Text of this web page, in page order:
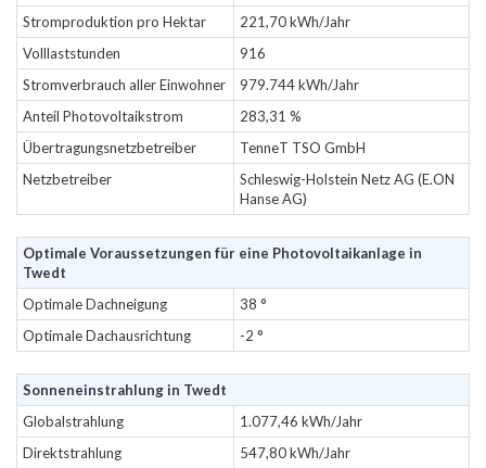
Stromproduktion pro Hektar
221,70 kWh/Jahr
Volllaststunden
916
Stromverbrauch aller Einwohner
979.744 kWh/Jahr
Anteil Photovoltaikstrom
283,31 %
Übertragungsnetzbetreiber
TenneT TSO GmbH
Netzbetreiber
Schleswig-Holstein Netz AG (E.ON
Hanse AG)
Optimale Voraussetzungen für eine Photovoltaikanlage in
Twedt
Optimale Dachneigung
38 °
Optimale Dachausrichtung
-2 °
Sonneneinstrahlung in Twedt
Globalstrahlung
1.077,46 kWh/Jahr
Direktstrahlung
547,80 kWh/Jahr